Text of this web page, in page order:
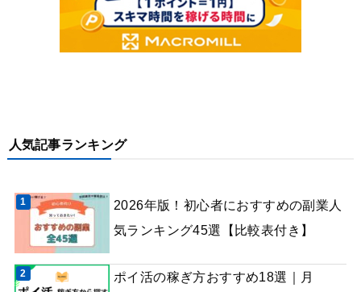
人気記事ランキング
2026年版！初心者におすすめの副業人
気ランキング45選【比較表付き】
ポイ活の稼ぎ方おすすめ18選｜月